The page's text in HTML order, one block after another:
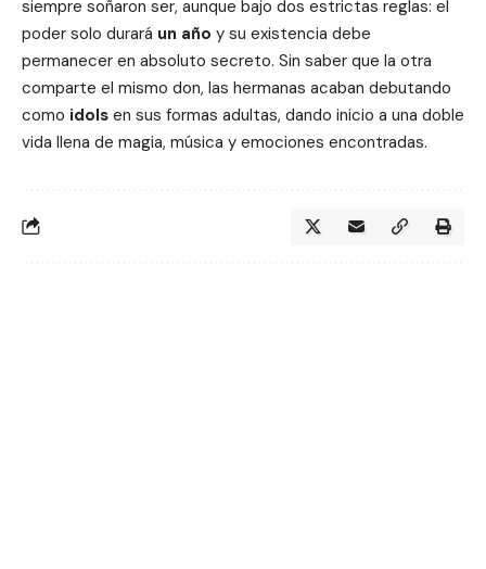
siempre soñaron ser, aunque bajo dos estrictas reglas: el
poder solo durará un año y su existencia debe
permanecer en absoluto secreto. Sin saber que la otra
comparte el mismo don, las hermanas acaban debutando
como idols en sus formas adultas, dando inicio a una doble
vida llena de magia, música y emociones encontradas.